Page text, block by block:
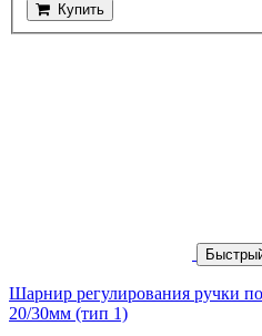
Купить
Шарнир регулирования ручки
20/30мм (тип 1)